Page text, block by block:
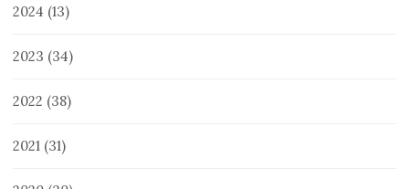
2024 (13)
2023 (34)
2022 (38)
2021 (31)